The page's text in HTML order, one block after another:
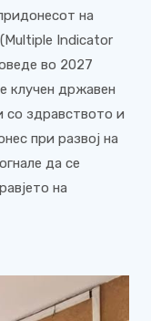
на
Indicator
во 2027
клучен државен
со здравството и
при развој на
да се
на